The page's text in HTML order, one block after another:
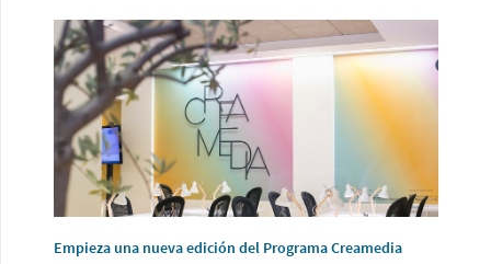
Empieza una nueva edición del Programa Creamedia